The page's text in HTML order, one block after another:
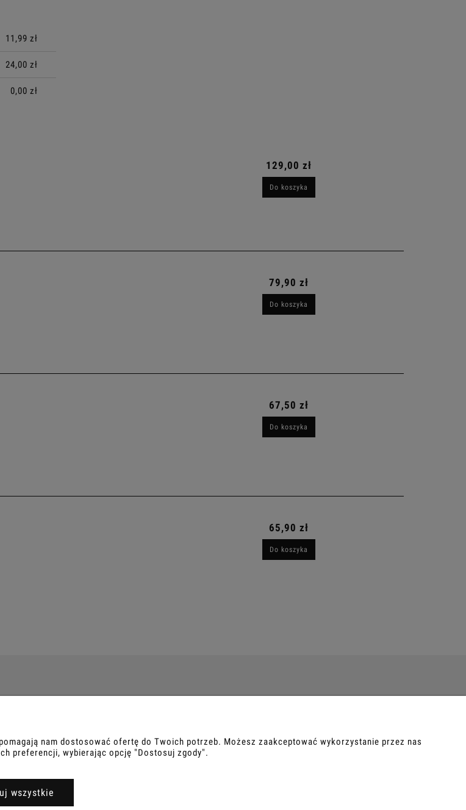
11,99 zł
24,00 zł
0,00 zł
129,00 zł
Do koszyka
79,90 zł
Do koszyka
67,50 zł
Do koszyka
65,90 zł
Do koszyka
i koszty dostawynam dostosować ofertę do Twoich potrzeb. Możesz zaakceptować wykorzystanie przez nas
preferencji, wybierając opcję "Dostosuj zgody".
wszystkie